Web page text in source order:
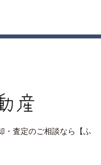
・査定のご相談なら【ふ